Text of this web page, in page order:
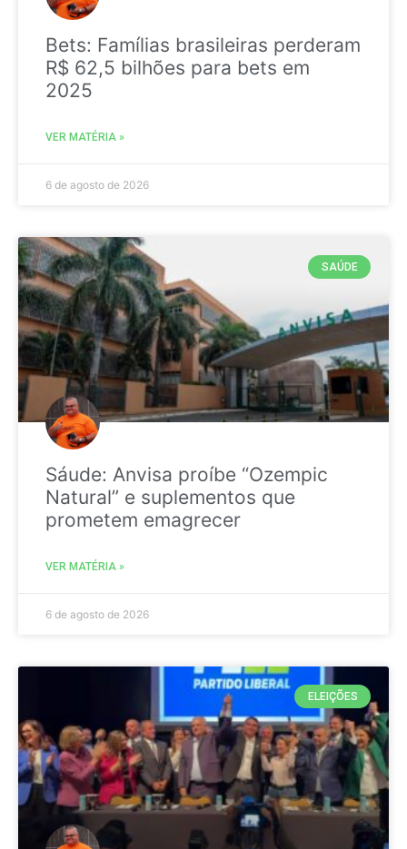
Bets: Famílias brasileiras perderam
R$ 62,5 bilhões para bets em
2025
VER MATÉRIA »
6 de agosto de 2026
SAÚDE
Sáude: Anvisa proíbe “Ozempic
Natural” e suplementos que
prometem emagrecer
VER MATÉRIA »
6 de agosto de 2026
ELEIÇÕES